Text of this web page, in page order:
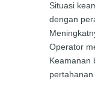
Situasi
dengan
Operator
Keamanan